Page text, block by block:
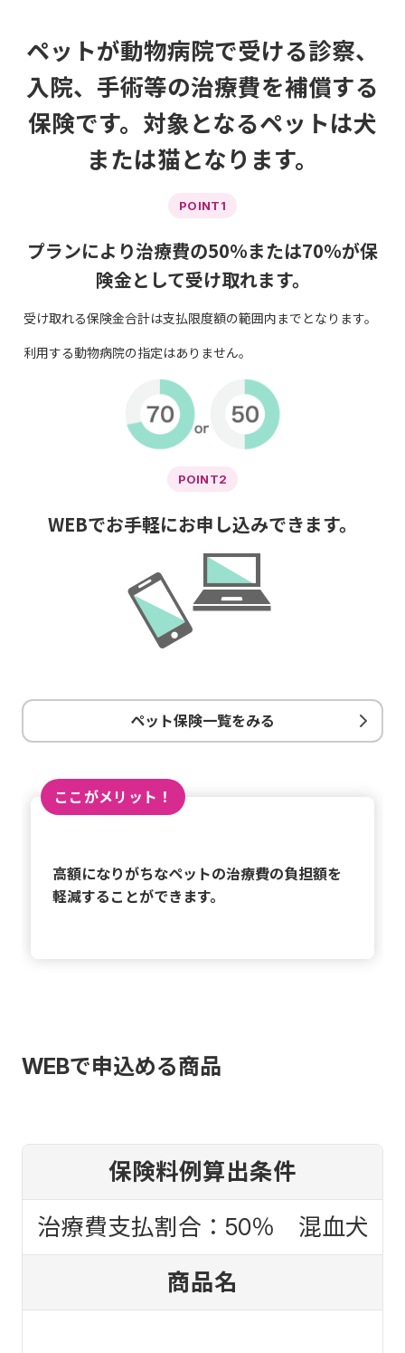
ペットが動物病院で受ける診察、
入院、手術等の治療費を補償する
保険です。対象となるペットは犬
または猫となります。
POINT1
プランにより治療費の50％または70％が保
険金として受け取れます。
受け取れる保険金合計は支払限度額の範囲内までとなります。
利用する動物病院の指定はありません。
POINT2
WEBでお手軽にお申し込みできます。
ペット保険一覧をみる
ここがメリット！
高額になりがちなペットの治療費の負担額を
軽減することができます。
WEBで申込める商品
保険料例算出条件
治療費支払割合：50％ 混血犬
商品名